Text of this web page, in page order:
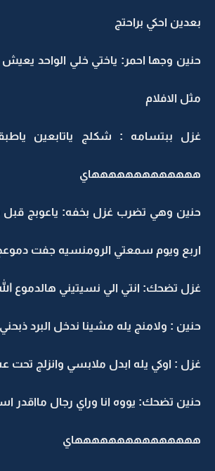
بعدين احكي براحتج
حنين وجها احمر: ياختي خلي الواحد
مثل الافلام
غزل ببتسامه : شكلج ياتابعين
هههههههههههههاي
حنين وهي تضرب غزل بخفه: ياعوبج
اربع ويوم سمعتي الرومنسيه جفت
غزل تضحك: انتي الي نسيتيني هالدموع
حنين : ولامنج يله مشينا ندخل البرد ذبحني
غزل : اوكي يله ابدل ملابسي وانزلج
حنين تضحك: يووه انا وراي رجال مااقدر
هههههههههههههههاي